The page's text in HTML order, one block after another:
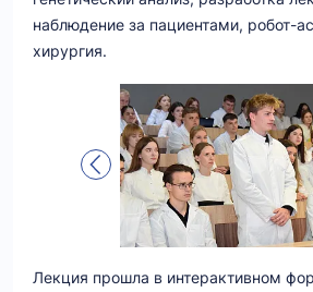
наблюдение за пациентами, робот-
хирургия.
Лекция прошла в интерактивном